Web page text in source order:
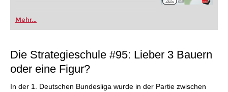
Mehr...
Die Strategieschule #95: Lieber 3 Bauern
oder eine Figur?
In der 1. Deutschen Bundesliga wurde in der Partie zwischen